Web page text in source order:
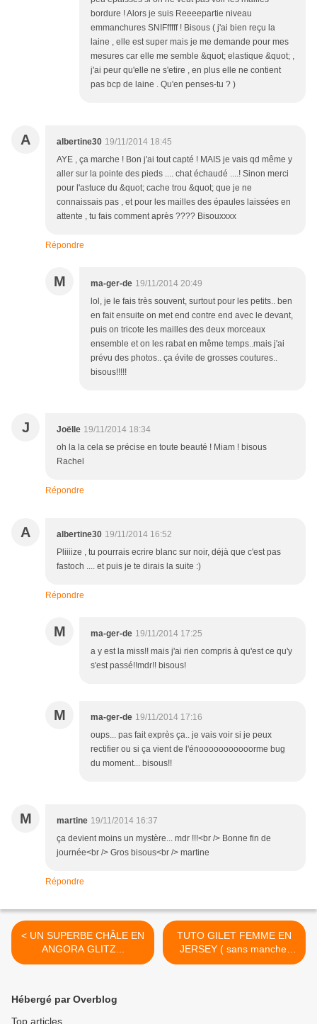
bordure ! Alors je suis Reeeepartie niveau
emmanchures SNIFfffff ! Bisous ( j'ai bien reçu la
laine , elle est super mais je me demande pour mes
mesures car elle me semble &quot; elastique &quot; ,
j'ai peur qu'elle ne s'etire , en plus elle ne contient
pas bcp de laine . Qu'en penses-tu ? )
A albertine30 19/11/2014 18:45
AYE , ça marche ! Bon j'ai tout capté ! MAIS je vais qd même y
aller sur la pointe des pieds .... chat échaudé ....! Sinon merci
pour l'astuce du &quot; cache trou &quot; que je ne
connaissais pas , et pour les mailles des épaules laissées en
attente , tu fais comment après ???? Bisouxxxx
Répondre
M ma-ger-de 19/11/2014 20:49
lol, je le fais très souvent, surtout pour les petits.. ben
en fait ensuite on met end contre end avec le devant,
puis on tricote les mailles des deux morceaux
ensemble et on les rabat en même temps..mais j'ai
prévu des photos.. ça évite de grosses coutures..
bisous!!!!!
J Joëlle 19/11/2014 18:34
oh la la cela se précise en toute beauté ! Miam ! bisous
Rachel
Répondre
A albertine30 19/11/2014 16:52
Pliiiize , tu pourrais ecrire blanc sur noir, déjà que c'est pas
fastoch .... et puis je te dirais la suite :)
Répondre
M ma-ger-de 19/11/2014 17:25
a y est la miss!! mais j'ai rien compris à qu'est ce qu'y
s'est passé!!mdr!! bisous!
M ma-ger-de 19/11/2014 17:16
oups... pas fait exprès ça.. je vais voir si je peux
rectifier ou si ça vient de l'énooooooooooorme bug
du moment... bisous!!
M martine 19/11/2014 16:37
ça devient moins un mystère... mdr !!!<br /> Bonne fin de
journée<br /> Gros bisous<br /> martine
Répondre
< UN SUPERBE CHÂLE EN
ANGORA GLITZ...
TUTO GILET FEMME EN
JERSEY ( sans manche,
40/42) >
Hébergé par Overblog
Top articles